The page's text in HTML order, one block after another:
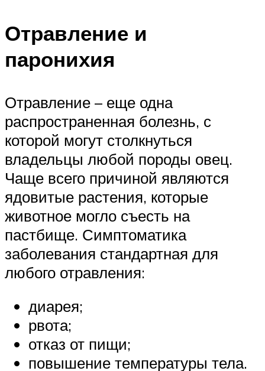
Отравление и
паронихия
Отравление – еще одна
распространенная болезнь, с
которой могут столкнуться
владельцы любой породы овец.
Чаще всего причиной являются
ядовитые растения, которые
животное могло съесть на
пастбище. Симптоматика
заболевания стандартная для
любого отравления:
диарея;
рвота;
отказ от пищи;
повышение температуры тела.